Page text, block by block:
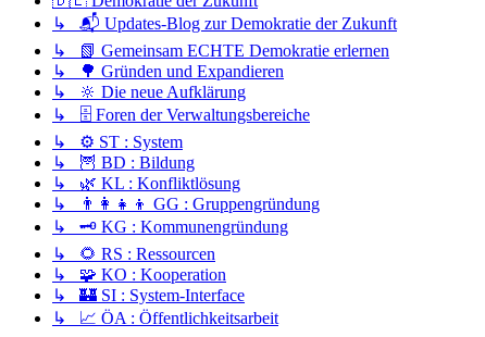
↳ 📬 Updates-Blog zur Demokratie der Zukunft
↳ 📗 Gemeinsam ECHTE Demokratie erlernen
↳ 🌳 Gründen und Expandieren
↳ 🔆 Die neue Aufklärung
↳ 🗄️ Foren der Verwaltungsbereiche
↳ ⚙️ ST : System
↳ 🦉 BD : Bildung
↳ 🌿 KL : Konfliktlösung
↳ 👨‍👩‍👧‍👦 GG : Gruppengründung
↳ 🗝️ KG : Kommunengründung
↳ 🌻 RS : Ressourcen
↳ 🧩 KO : Kooperation
↳ 🏰 SI : System-Interface
↳ 📈 ÖA : Öffentlichkeitsarbeit